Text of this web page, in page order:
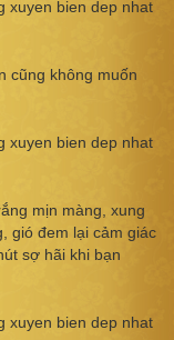
cũng không muốn
mịn màng, xung
gió đem lại cảm giác
sợ hãi khi bạn